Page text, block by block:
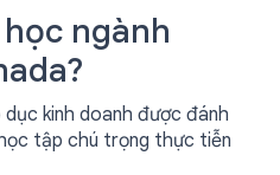
ngành
kinh doanh được đánh
tập chú trọng thực tiễn